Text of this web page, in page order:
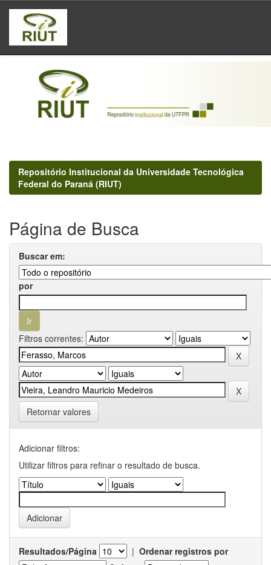
Skip
navigation
Repositório Institucional da Universidade Tecnológica
Federal do Paraná (RIUT)
Página de Busca
Buscar em:
por
Filtros correntes:
Retornar valores
Adicionar filtros:
Utilizar filtros para refinar o resultado de busca.
Resultados/Página | Ordenar registros por